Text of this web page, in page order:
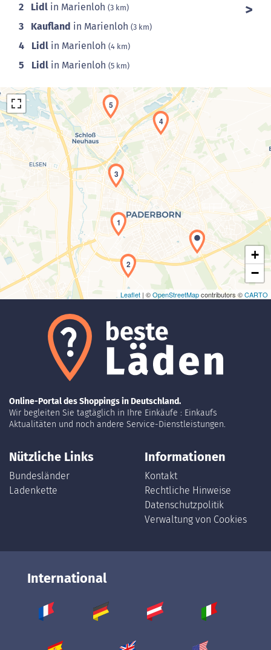
2 Lidl in Marienloh (3 km)
3 Kaufland in Marienloh (3 km)
4 Lidl in Marienloh (4 km)
5 Lidl in Marienloh (5 km)
Laden der Karte...
1
2
3
4
5
+
−
Leaflet | ©OpenStreetMapcontributors ©CARTO
Online-Portal des Shoppings in Deutschland.
Wir begleiten Sie tagtäglich in Ihre Einkäufe : Einkaufs
Aktualitäten und noch andere Service-Dienstleistungen.
Nützliche Links
Bundesländer
Ladenkette
Informationen
Kontakt
Rechtliche Hinweise
Datenschutzpolitik
Verwaltung von Cookies
International